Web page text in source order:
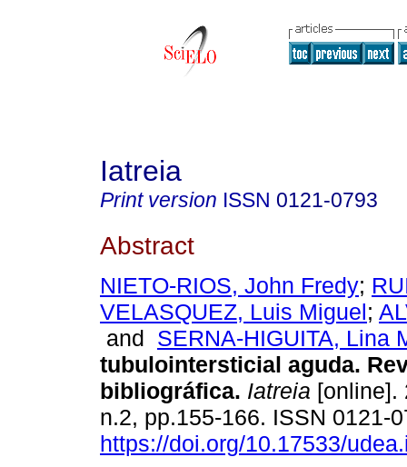
Iatreia
Print version ISSN 0121-0793
Abstract
NIETO-RIOS, John Fredy;
VELASQUEZ, Luis Miguel;
and SERNA-HIGUITA, Lina
tubulointersticial aguda.
bibliográfica. Iatreia [online].
n.2, pp.155-166. ISSN 0121-
https://doi.org/10.17533/